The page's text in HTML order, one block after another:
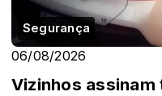
Segurança
06/08/2026
Vizinhos